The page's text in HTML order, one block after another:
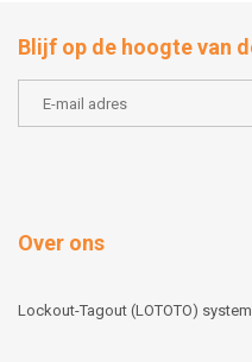
Blijf op de hoogte van
Over ons
Lockout-Tagout (LOTOTO)